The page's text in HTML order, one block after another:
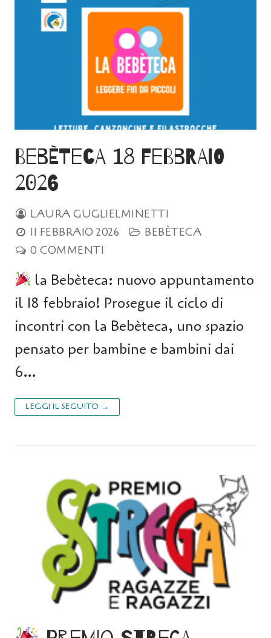
Bebèteca 18 febbraio
2026
LAURA GUGLIELMINETTI
11 FEBBRAIO 2026
BEBÈTECA
0 COMMENTI
la Bebèteca: nuovo appuntamento
il 18 febbraio! Prosegue il ciclo di
incontri con la Bebèteca, uno spazio
pensato per bambine e bambini dai
6…
LEGGI IL SEGUITO →